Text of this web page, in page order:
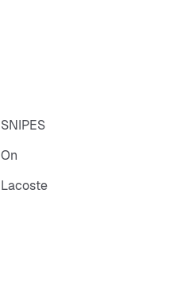
SNIPES
On
Lacoste